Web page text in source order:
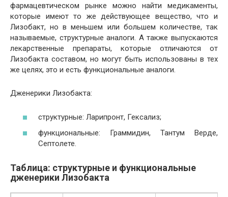
фармацевтическом рынке можно найти медикаменты,
которые имеют то же действующее вещество, что и
Лизобакт, но в меньшем или большем количестве, так
называемые, структурные аналоги. А также выпускаются
лекарственные препараты, которые отличаются от
Лизобакта составом, но могут быть использованы в тех
же целях, это и есть функциональные аналоги.
Дженерики Лизобакта:
структурные: Ларипронт, Гексализ;
функциональные: Граммидин, Тантум Верде,
Септолете.
Таблица: структурные и функциональные
дженерики Лизобакта